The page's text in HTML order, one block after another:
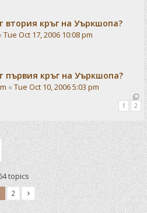
втория кръг на Уъркшопа?
Tue Oct 17, 2006 10:08 pm
първия кръг на Уъркшопа?
« Tue Oct 10, 2006 5:03 pm
1 2
topics
2